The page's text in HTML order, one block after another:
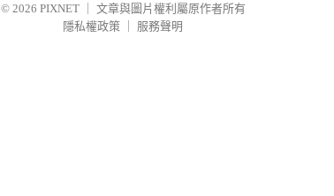
© 2026 PIXNET
文章與圖片權利屬原作者所有
隱私權政策
服務聲明